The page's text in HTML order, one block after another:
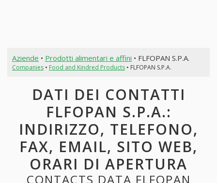
Aziende • Prodotti alimentari e affini • FLFOPAN S.P.A.
Companies• Food and Kindred Products• FLFOPAN S.P.A.
DATI DEI CONTATTI
FLFOPAN S.P.A.:
INDIRIZZO, TELEFONO,
FAX, EMAIL, SITO WEB,
ORARI DI APERTURA
CONTACTS DATA FLFOPAN